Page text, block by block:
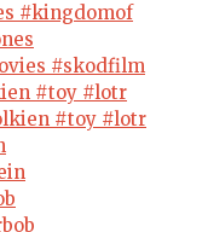
#kingdomof
#toy #lotr